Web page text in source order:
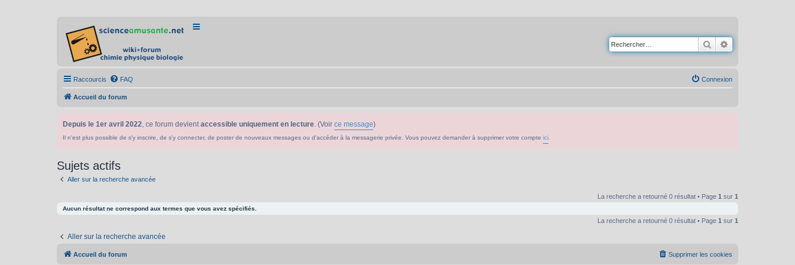
Rechercher
Raccourcis FAQ Connexion
Accueil du forum
Depuis le 1er avril 2022, ce forum devientaccessible uniquement en lecture. (Voir ce message)
Il n'est plus possible de s'y inscrire, de s'y connecter, de poster de nouveaux messages ou d'accéder à la messagerie privée. Vous pouvez demander à supprimer votre compte ici
Sujets actifs
Aller sur la recherche avancée
La recherche a retourné 0 résultat • Page 1 sur 1
Aucun résultat ne correspond aux termes que vous avez spécifiés.
La recherche a retourné 0 résultat • Page 1 sur 1
Aller sur la recherche avancée
Accueil du forum Supprimer les cookies